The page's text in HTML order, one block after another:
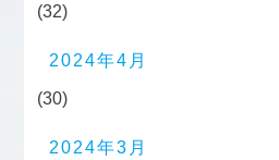
(32)
2024年4月
(30)
2024年3月